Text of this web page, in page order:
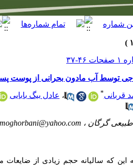
توسط آب مادون بحرانی از پوست
قربانی* ، عادل بیگ بابایی
گرگان ، moghorbani@yahoo.com
به این که سالیانه حجم زیادی از